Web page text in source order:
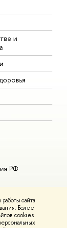
сайта
Более
cookies
и
РФ